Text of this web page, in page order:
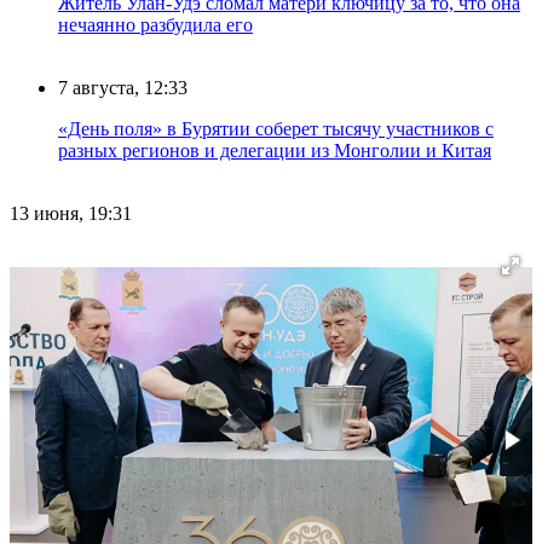
нечаянно разбудила его
7 августа, 12:33
«День поля» в Бурятии соберет тысячу участников с
разных регионов и делегации из Монголии и Китая
13 июня, 19:31